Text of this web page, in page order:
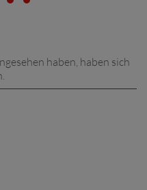
haben, haben sich